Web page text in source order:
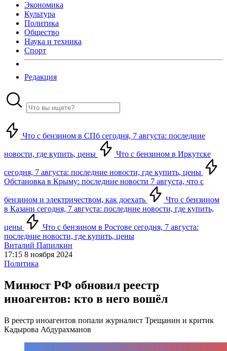
Экономика
Культура
Политика
Общество
Наука и техника
Спорт
Редакция
Что с бензином в СПб сегодня, 7 августа: последние
новости, где купить, цены Что с бензином в Иркутске
сегодня, 7 августа: последние новости, где купить, цены
Обстановка в Крыму: последние новости 7 августа, что с
бензином и электричеством, как доехать
Что с бензином
в Казани сегодня, 7 августа: последние новости, где купить,
цены
Что с бензином в Ростове сегодня, 7 августа:
последние новости, где купить, цены
Виталий Папилкин
17:15 8 ноября 2024
Политика
Минюст РФ обновил реестр
иноагентов: кто в него вошёл
В реестр иноагентов попали журналист Трещанин и критик
Кадырова Абдурахманов